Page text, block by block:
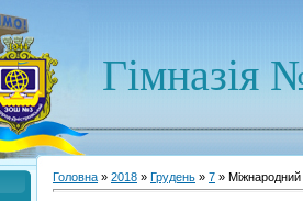
Гімназія
Головна » 2018 » Грудень » 7 » Міжнародний